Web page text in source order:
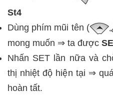
St4
Dùng phím mũi tên (
mong muốn ⇒ ta được
Nhấn SET lần nữa và
thị nhiệt độ hiện tại ⇒
hoàn tất.